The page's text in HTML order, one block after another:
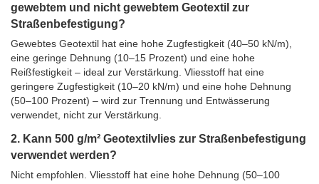
gewebtem und nicht gewebtem Geotextil zur
Straßenbefestigung?
Gewebtes Geotextil hat eine hohe Zugfestigkeit (40–50 kN/m),
eine geringe Dehnung (10–15 Prozent) und eine hohe
Reißfestigkeit – ideal zur Verstärkung. Vliesstoff hat eine
geringere Zugfestigkeit (10–20 kN/m) und eine hohe Dehnung
(50–100 Prozent) – wird zur Trennung und Entwässerung
verwendet, nicht zur Verstärkung.
2. Kann 500 g/m² Geotextilvlies zur Straßenbefestigung
verwendet werden?
Nicht empfohlen. Vliesstoff hat eine hohe Dehnung (50–100